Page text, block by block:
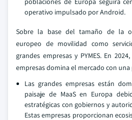
operativo impulsado por Android.
Sobre la base del tamaño de la
europeo de movilidad como
grandes empresas y PYMES. En
empresas domina el mercado con
Las grandes empresas están
paisaje de MaaS en Europa
estratégicas con gobiernos y
Estas empresas proporcionan